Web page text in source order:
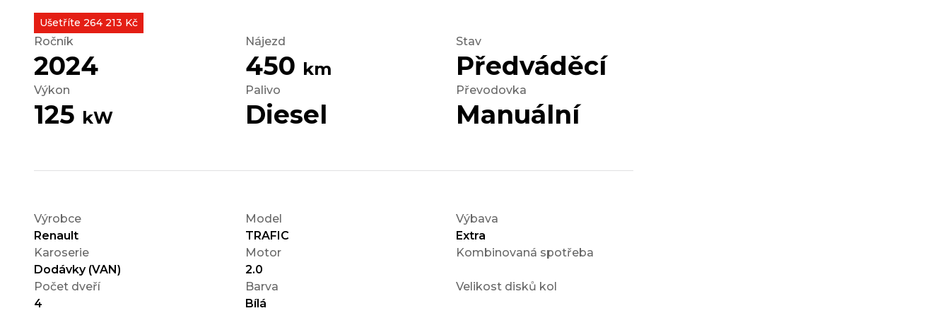
Ušetříte 264 213 Kč
Ročník
2024
Nájezd
450 km
Stav
Předváděcí
Výkon
125 kW
Palivo
Diesel
Převodovka
Manuální
Výrobce
Renault
Model
TRAFIC
Výbava
Extra
Karoserie
Dodávky (VAN)
Motor
2.0
Kombinovaná spotřeba
Počet dveří
4
Barva
Bílá
Velikost disků kol